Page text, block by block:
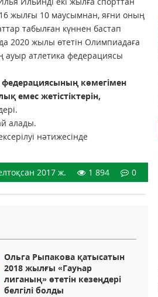
жылғы 10 маусымнан, яғни оның
табылған күннен бастап
2020 жылы өтетін Олимпиадаға
ауыр атлетика федерациясы
федерациясының көмегімен
емес жетістіктерін,
алады.
нәтижесінде
2017 ж. 1 894 0
Ольга Рыпакова қатысатын
2018 жылғы «Гауһар
лиганың» өтетін кезеңдері
белгілі болды